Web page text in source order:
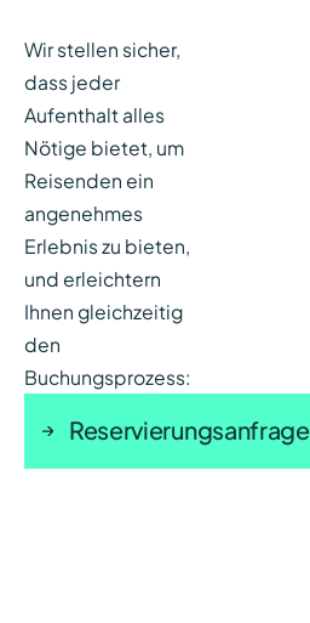
Wir stellen sicher,
dass jeder
Aufenthalt alles
Nötige bietet, um
Reisenden ein
angenehmes
Erlebnis zu bieten,
und erleichtern
Ihnen gleichzeitig
den
Buchungsprozess:
Reservierungsanfrage